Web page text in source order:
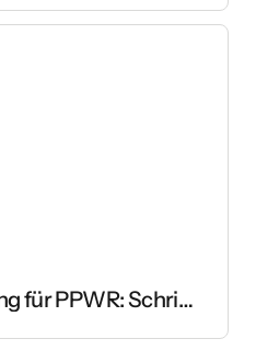
für PPWR: Schritt